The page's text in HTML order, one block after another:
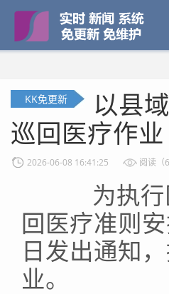
KK免更新
以县
巡回医疗作业
2026-06-08 16:41:25 阅读（
为执行
回医疗准则
日发出通知
业。